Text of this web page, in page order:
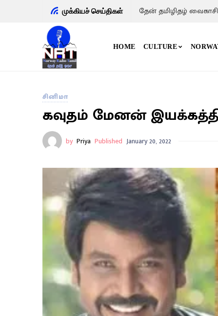
முக்கியச் செய்திகள் தேன் தமிழிதழ்
HOME CULTURE
சினிமா
கவுதம் மேனன்
by Priya Published January 20, 2022